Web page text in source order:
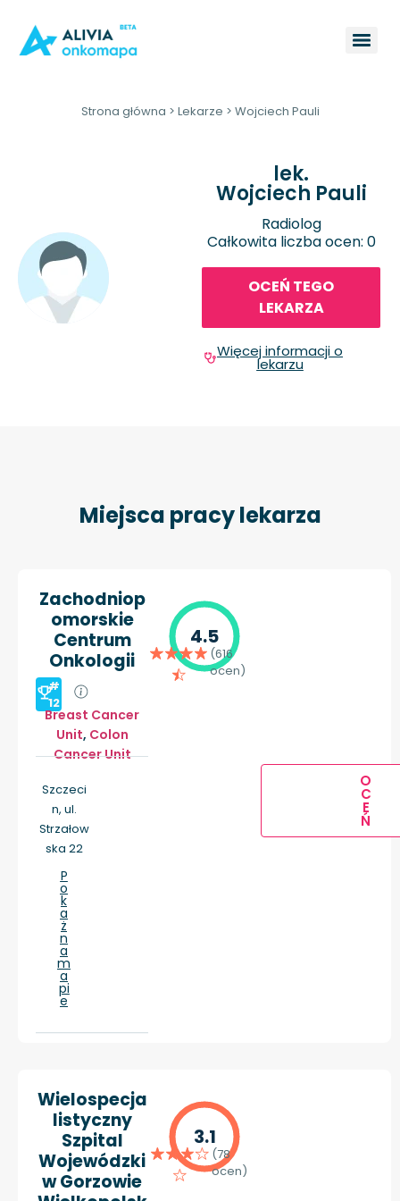
Strona główna > Lekarze > Wojciech Pauli
lek.
Wojciech Pauli
Radiolog
Całkowita liczba ocen: 0
OCEŃ TEGO
LEKARZA
Więcej informacji o
lekarzu
Miejsca pracy lekarza
Zachodniop
omorskie
Centrum
Onkologii
#
12
Breast Cancer
Unit, Colon
Cancer Unit
Szczeci
n, ul.
Strzałow
ska 22
P
o
k
a
ż
n
a
m
a
pi
e
4.5
(616
ocen)
O
C
E
Ń
Wielospecja
listyczny
Szpital
Wojewódzki
w Gorzowie
3.1
(78
ocen)